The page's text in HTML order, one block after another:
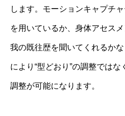
します。モーションキャプチ
を用いているか、身体アセス
我の既往歴を聞いてくれるか
により“型どおり”の調整では
調整が可能になります。